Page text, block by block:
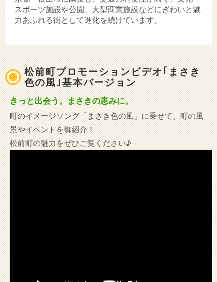
スポーツ施設や公園、大型商業施設などにぎわいと魅
力あふれる街として進化を続けています。
松前町プロモーションビデオ｢まさき
色の風｣基本バージョン
きっと出会う。まさきの恵みに。
町のイメージソング「まさき色の風」に乗せて、町の風
景やイベントを御紹介！
松前町の魅力をぜひご覧ください♪